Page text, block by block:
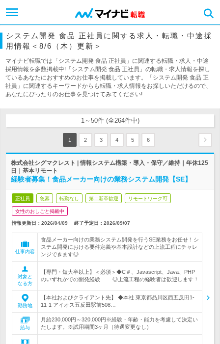
システム開発 食品 正社員に関する求人・転職・中途採
用情報＜8/6（木）更新＞
マイナビ転職では「システム開発 食品 正社員」に関連する転職・求人・中途
採用情報を多数掲載中!「システム開発 食品 正社員」の転職・求人情報を探し
ているあなたにおすすめのお仕事を掲載しています。「システム開発 食品 正
社員」に関連するキーワードからも転職・求人情報をお探しいただけるので、
あなたにぴったりのお仕事を見つけてみてください!
1～50件 (全264件中)
1 2 3 4 5 6
株式会社シグマクレスト | 情報システム構築・導入・保守／維持｜年休125
日｜基本リモート
経験者募集！食品メーカー向けの業務システム開発【SE】
正社員 急募 転勤なし 第二新卒歓迎 リモートワーク可
女性のおしごと掲載中
情報更新日：2026/04/09 終了予定日： 2026/09/07
仕事内容
食品メーカー向けの業務システム開発を行うSE業務をお任せ！シ
ステム開発における要件定義や基本設計などの上流工程にチャレ
ンジできます◎
対象と
なる方
【専門・短大卒以上】＜必須＞◆C＃、Javascript、Java、PHP
のいずれかでの開発経験 ◎上流工程の経験者は歓迎します！
勤務地
【本社およびクライアント先】 ◆本社 東京都品川区西五反田1-
11-1 アイオス五反田駅前508…
給与
月給230,000円～320,000円※経験・年齢・能力を考慮して決定い
たします。※試用期間3ヶ月（待遇変更なし）